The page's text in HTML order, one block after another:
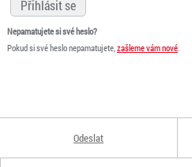
Nepamatujete si své heslo?
Pokud si své heslo nepamatujete,zašleme vám nové.
Odeslat